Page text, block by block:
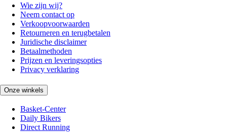
Wie zijn wij?
Neem contact op
Verkoopvoorwaarden
Retourneren en terugbetalen
Juridische disclaimer
Betaalmethoden
Prijzen en leveringsopties
Privacy verklaring
Onze winkels
Basket-Center
Daily Bikers
Direct Running